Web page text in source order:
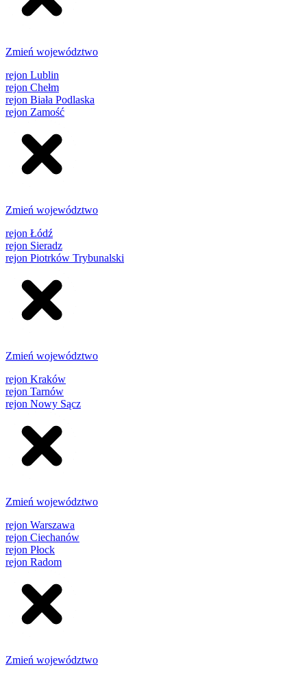
Zmień województwo
rejon Lublin
rejon Chełm
rejon Biała Podlaska
rejon Zamość
Zmień województwo
rejon Łódź
rejon Sieradz
rejon Piotrków Trybunalski
Zmień województwo
rejon Kraków
rejon Tarnów
rejon Nowy Sącz
Zmień województwo
rejon Warszawa
rejon Ciechanów
rejon Płock
rejon Radom
Zmień województwo